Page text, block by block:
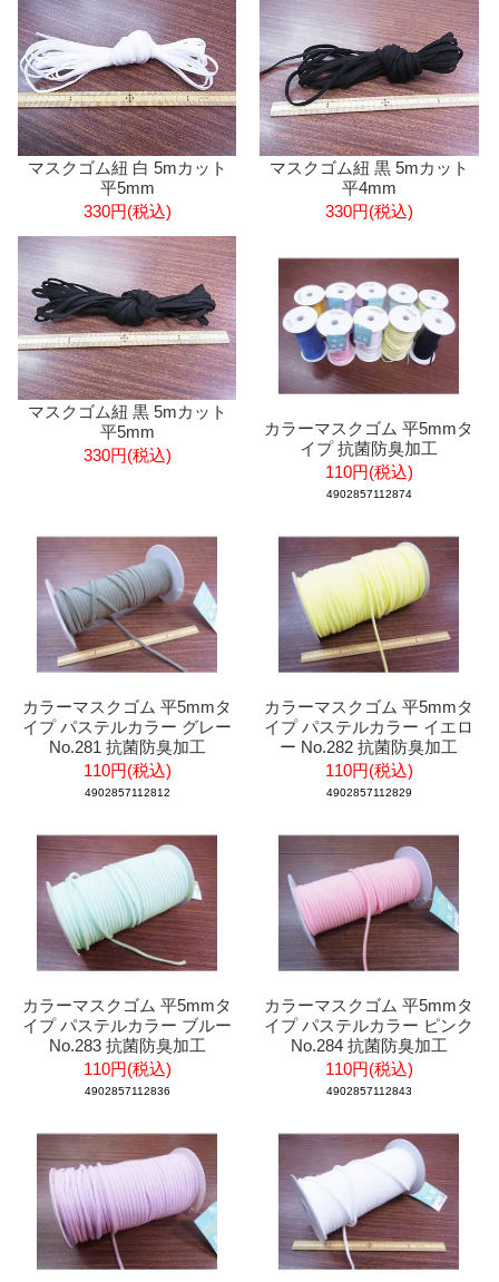
マスクゴム紐 白 5mカット
平5mm
330円(税込)
マスクゴム紐 黒 5mカット
平4mm
330円(税込)
マスクゴム紐 黒 5mカット
平5mm
330円(税込)
カラーマスクゴム 平5mmタ
イプ 抗菌防臭加工
110円(税込)
4902857112874
カラーマスクゴム 平5mmタ
イプ パステルカラー グレー
No.281 抗菌防臭加工
110円(税込)
4902857112812
カラーマスクゴム 平5mmタ
イプ パステルカラー イエロ
ー No.282 抗菌防臭加工
110円(税込)
4902857112829
カラーマスクゴム 平5mmタ
イプ パステルカラー ブルー
No.283 抗菌防臭加工
110円(税込)
4902857112836
カラーマスクゴム 平5mmタ
イプ パステルカラー ピンク
No.284 抗菌防臭加工
110円(税込)
4902857112843